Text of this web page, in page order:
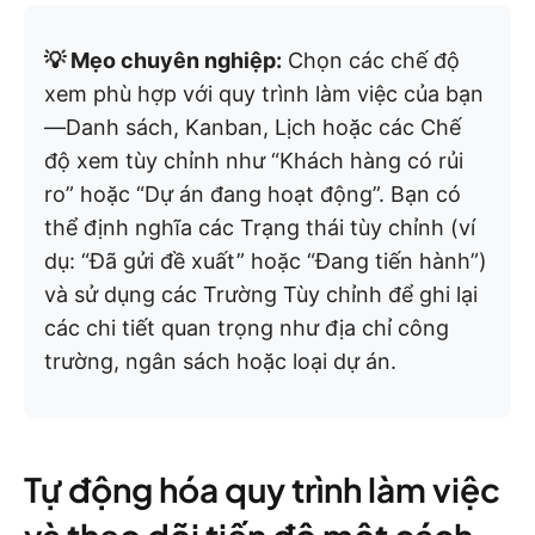
💡 Mẹo chuyên nghiệp: Chọn các chế độ
xem phù hợp với quy trình làm việc của bạn
—Danh sách, Kanban, Lịch hoặc các Chế
độ xem tùy chỉnh như “Khách hàng có rủi
ro” hoặc “Dự án đang hoạt động”. Bạn có
thể định nghĩa các Trạng thái tùy chỉnh (ví
dụ: “Đã gửi đề xuất” hoặc “Đang tiến hành”)
và sử dụng các Trường Tùy chỉnh để ghi lại
các chi tiết quan trọng như địa chỉ công
trường, ngân sách hoặc loại dự án.
Tự động hóa quy trình làm việc